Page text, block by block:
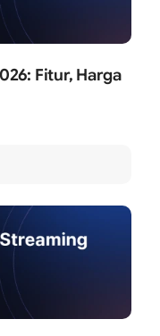
Fitur, Harga